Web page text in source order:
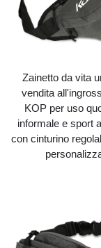
Zainetto da vita
vendita
KOP per uso
informale e sport
con cinturino